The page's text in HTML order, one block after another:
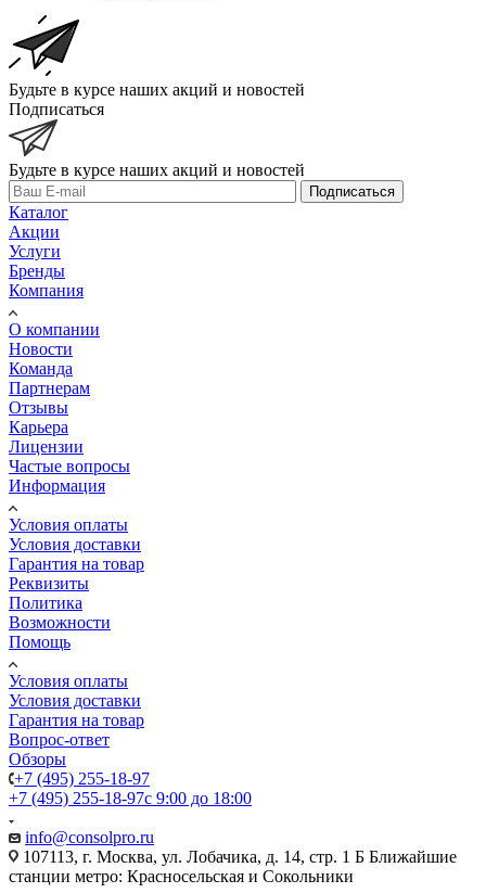
Будьте в курсе наших акций и новостей
Подписаться
Будьте в курсе наших акций и новостей
Подписаться
Каталог
Акции
Услуги
Бренды
Компания
О компании
Новости
Команда
Партнерам
Отзывы
Карьера
Лицензии
Частые вопросы
Информация
Условия оплаты
Условия доставки
Гарантия на товар
Реквизиты
Политика
Возможности
Помощь
Условия оплаты
Условия доставки
Гарантия на товар
Вопрос-ответ
Обзоры
+7 (495) 255-18-97
+7 (495) 255-18-97с 9:00 до 18:00
info@consolpro.ru
107113, г. Москва, ул. Лобачика, д. 14, стр. 1 Б Ближайшие
станции метро: Красносельская и Сокольники